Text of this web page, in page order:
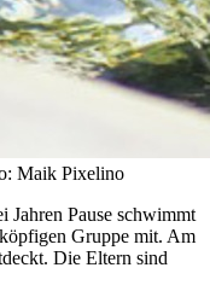
Maik Pixelino
Jahren Pause schwimmt
Gruppe mit. Am
Die Eltern sind